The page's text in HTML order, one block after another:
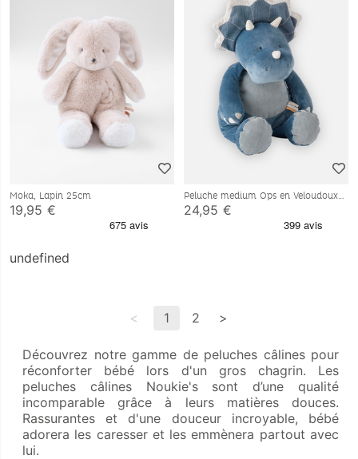
Moka, Lapin 25cm
19,95 €
Peluche medium Ops en Veloudoux®,
bleu
24,95 €
undefined
< 1 2 >
Découvrez notre gamme de peluches câlines pour
réconforter bébé lors d'un gros chagrin. Les
peluches câlines Noukie's sont d’une qualité
incomparable grâce à leurs matières douces.
Rassurantes et d'une douceur incroyable, bébé
adorera les caresser et les emmènera partout avec
lui.